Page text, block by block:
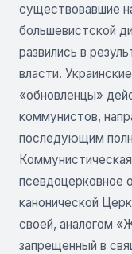
существовавшие
большевистской
развились в
власти.
«обновленцы»
коммунистов,
последующим
псевдоцерковное
канонической
своей, аналогом
запрещенный в